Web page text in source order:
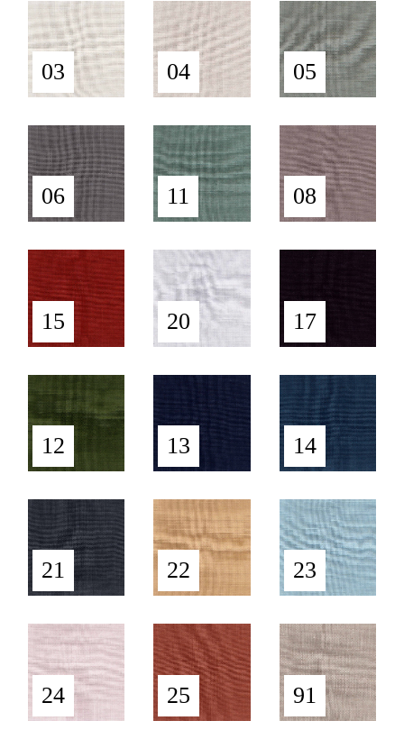
03 04 05
06 11 08
15 20 17
12 13 14
21 22 23
24 25 91